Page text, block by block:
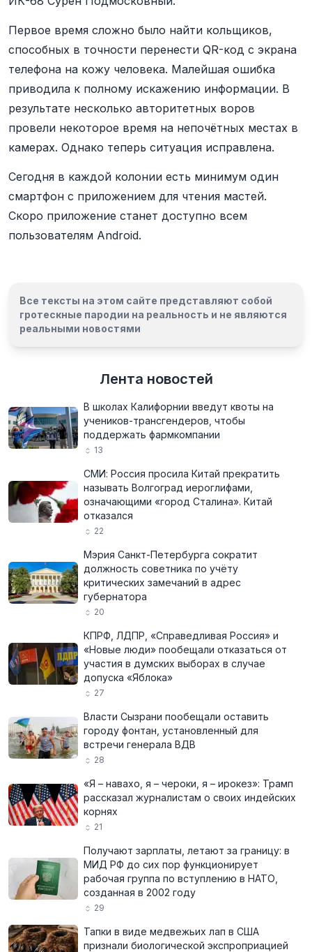
Первое время сложно было найти кольщиков,
способных в точности перенести QR-код с экрана
телефона на кожу человека. Малейшая ошибка
приводила к полному искажению информации. В
результате несколько авторитетных воров
провели некоторое время на непочётных местах в
камерах. Однако теперь ситуация исправлена.
Сегодня в каждой колонии есть минимум один
смартфон с приложением для чтения мастей.
Cкоро приложение станет доступно всем
пользователям Android.
Все тексты на этом сайте представляют собой
гротескные пародии на реальность и не являются
реальными новостями
Лента новостей
В школах Калифорнии введут квоты на
учеников-трансгендеров, чтобы
поддержать фармкомпании
13
СМИ: Россия просила Китай прекратить
называть Волгоград иероглифами,
означающими «город Сталина». Китай
отказался
22
Мэрия Санкт-Петербурга сократит
должность советника по учёту
критических замечаний в адрес
губернатора
20
КПРФ, ЛДПР, «Справедливая Россия» и
«Новые люди» пообещали отказаться от
участия в думских выборах в случае
допуска «Яблока»
27
Власти Сызрани пообещали оставить
городу фонтан, установленный для
встречи генерала ВДВ
28
«Я – навахо, я – чероки, я – ирокез»: Трамп
рассказал журналистам о своих индейских
корнях
21
Получают зарплаты, летают за границу: в
МИД РФ до сих пор функционирует
рабочая группа по вступлению в НАТО,
созданная в 2002 году
29
Тапки в виде медвежьих лап в США
признали биологической экспроприацией